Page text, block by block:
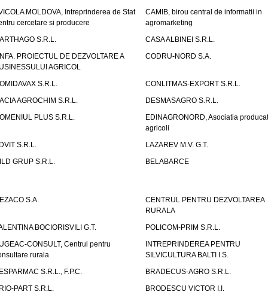
MOLDOVA, Intreprinderea de Stat
cercetare si producere
CAMIB, birou central de informatii in
agromarketing
S.R.L.
CASA ALBINEI S.R.L.
PROIECTUL DE DEZVOLTARE A
AGRICOL
CODRU-NORD S.A.
S.R.L.
CONLITMAS-EXPORT S.R.L.
AGROCHIM S.R.L.
DESMASAGRO S.R.L.
PLUS S.R.L.
EDINAGRONORD, Asociatia
agricoli
S.R.L.
LAZAREV M.V. G.T.
GRUP S.R.L.
BELABARCE
S.A.
CENTRUL PENTRU DEZVOLTAREA
RURALA
BOCIORISVILI G.T.
POLICOM-PRIM S.R.L.
CONSULT, Centrul pentru
rurala
INTREPRINDEREA PENTRU
SILVICULTURA BALTI I.S.
S.R.L., F.P.C.
BRADECUS-AGRO S.R.L.
PART S.R.L.
BRODESCU VICTOR I.I.